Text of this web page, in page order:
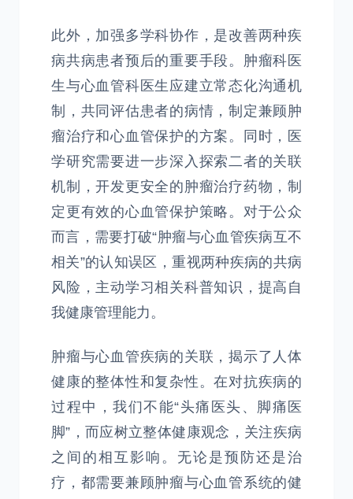
此外，加强多学科协作，是改善两种疾
病共病患者预后的重要手段。肿瘤科医
生与心血管科医生应建立常态化沟通机
制，共同评估患者的病情，制定兼顾肿
瘤治疗和心血管保护的方案。同时，医
学研究需要进一步深入探索二者的关联
机制，开发更安全的肿瘤治疗药物，制
定更有效的心血管保护策略。对于公众
而言，需要打破“肿瘤与心血管疾病互不
相关”的认知误区，重视两种疾病的共病
风险，主动学习相关科普知识，提高自
我健康管理能力。
肿瘤与心血管疾病的关联，揭示了人体
健康的整体性和复杂性。在对抗疾病的
过程中，我们不能“头痛医头、脚痛医
脚”，而应树立整体健康观念，关注疾病
之间的相互影响。无论是预防还是治
疗，都需要兼顾肿瘤与心血管系统的健